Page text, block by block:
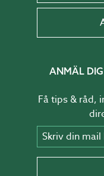
ANMÄL DIG
Få tips & råd,
Skriv din mail